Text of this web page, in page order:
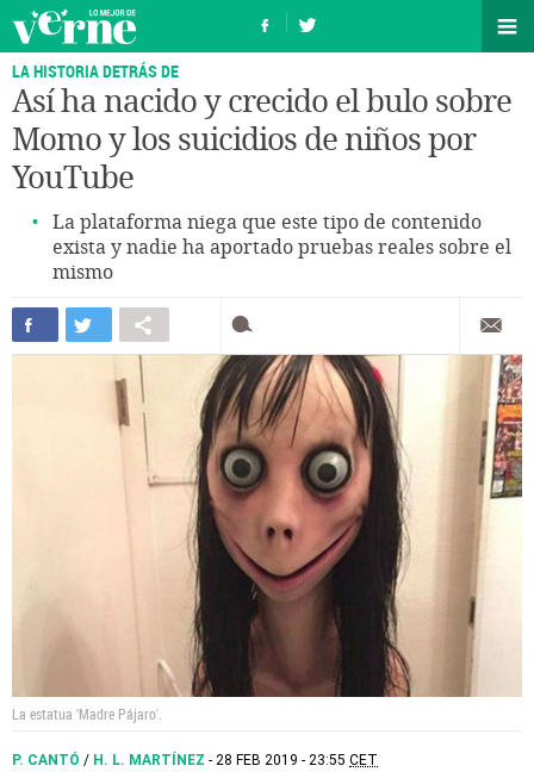
LA HISTORIA DETRÁS DE
Así ha nacido y crecido el bulo sobre
Momo y los suicidios de niños por
YouTube
La plataforma niega que este tipo de contenido
exista y nadie ha aportado pruebas reales sobre el
mismo
La estatua 'Madre Pájaro'.
P. CANTÓ / H. L. MARTÍNEZ 28 FEB 2019 - 23:55 CET